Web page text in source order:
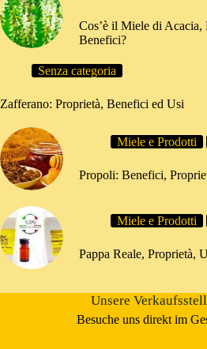
Cos’è il Miele di Acacia,
Benefici?
Senza categoria
Zafferano: Proprietà, Benefici ed Usi
Miele e Prodotti
Propoli: Benefici,
Miele e Prodotti
Pappa Reale, Proprietà,
Unsere
Besuche uns direkt im